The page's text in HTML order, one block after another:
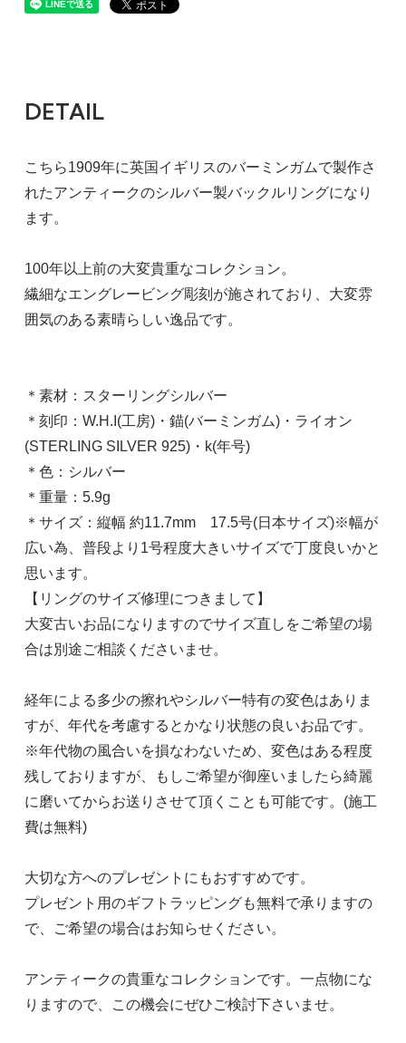
DETAIL
こちら1909年に英国イギリスのバーミンガムで製作さ
れたアンティークのシルバー製バックルリングになり
ます。
100年以上前の大変貴重なコレクション。
繊細なエングレービング彫刻が施されており、大変雰
囲気のある素晴らしい逸品です。
＊素材：スターリングシルバー
＊刻印：W.H.I(工房)・錨(バーミンガム)・ライオン
(STERLING SILVER 925)・k(年号)
＊色：シルバー
＊重量：5.9g
＊サイズ：縦幅 約11.7mm 17.5号(日本サイズ)※幅が
広い為、普段より1号程度大きいサイズで丁度良いかと
思います。
【リングのサイズ修理につきまして】
大変古いお品になりますのでサイズ直しをご希望の場
合は別途ご相談くださいませ。
経年による多少の擦れやシルバー特有の変色はありま
すが、年代を考慮するとかなり状態の良いお品です。
※年代物の風合いを損なわないため、変色はある程度
残しておりますが、もしご希望が御座いましたら綺麗
に磨いてからお送りさせて頂くことも可能です。(施工
費は無料)
大切な方へのプレゼントにもおすすめです。
プレゼント用のギフトラッピングも無料で承りますの
で、ご希望の場合はお知らせください。
アンティークの貴重なコレクションです。一点物にな
りますので、この機会にぜひご検討下さいませ。